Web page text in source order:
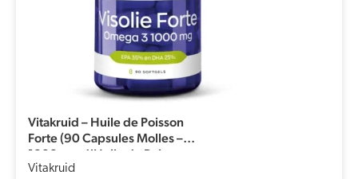
Vitakruid – Huile de Poisson
Forte (90 Capsules Molles –
1000 mg d’Huile de Poisson par
Capsule)
Vitakruid